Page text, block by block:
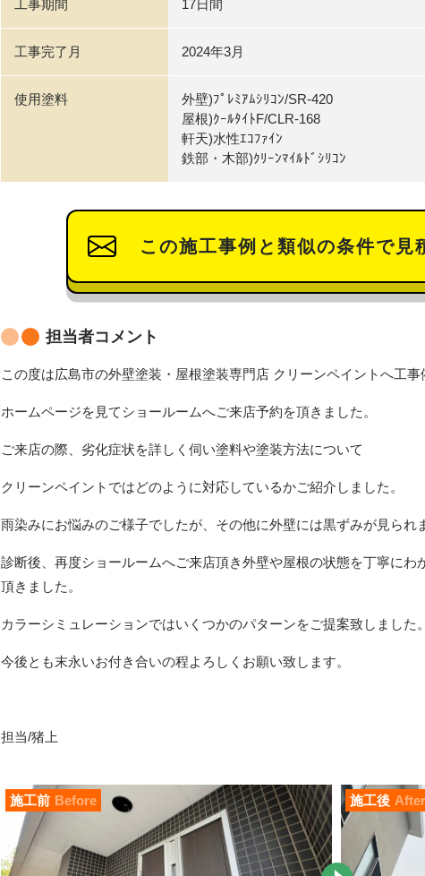
工事期間 17日間
工事完了月 2024年3月
使用塗料
外壁)ﾌﾟﾚﾐｱﾑｼﾘｺﾝ/SR-420
屋根)ｸｰﾙﾀｲﾄF/CLR-168
軒天)水性ｴｺﾌｧｲﾝ
鉄部・木部)ｸﾘｰﾝﾏｲﾙﾄﾞｼﾘｺﾝ
この施工事例と類似の条件で見
担当者コメント
この度は広島市の外壁塗装・屋根塗装専門店 クリーンペイントへ工
ホームページを見てショールームへご来店予約を頂きました。
ご来店の際、劣化症状を詳しく伺い塗料や塗装方法について
クリーンペイントではどのように対応しているかご紹介しました。
雨染みにお悩みのご様子でしたが、その他に外壁には黒ずみが見られ
診断後、再度ショールームへご来店頂き外壁や屋根の状態を丁寧に
頂きました。
カラーシミュレーションではいくつかのパターンをご提案致しました
今後とも末永いお付き合いの程よろしくお願い致します。
担当/猪上
施工前 Before 施工後 After